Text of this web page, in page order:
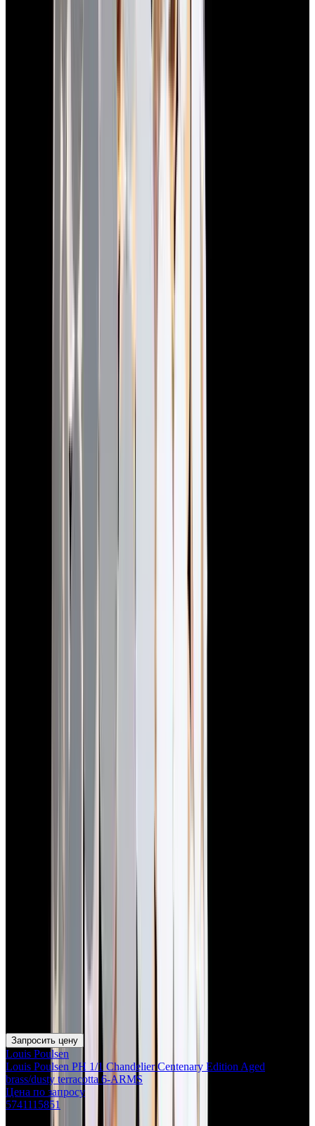
Запросить цену
Louis Poulsen
Louis Poulsen PH 1/1 Chandelier Centenary Edition Aged
brass/dusty terracotta 6-ARMS
Цена по запросу
5741115851